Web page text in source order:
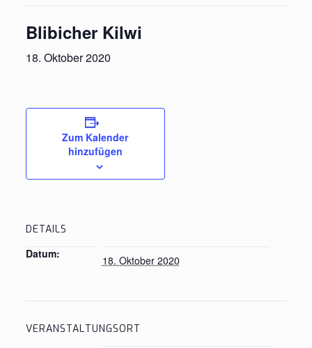
Blibicher Kilwi
18. Oktober 2020
Zum Kalender
hinzufügen
DETAILS
Datum: 18. Oktober 2020
VERANSTALTUNGSORT